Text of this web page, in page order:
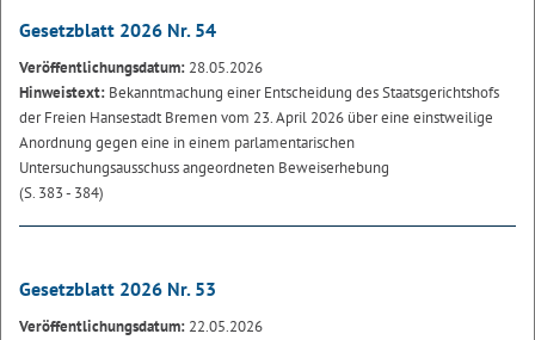
Gesetzblatt 2026 Nr. 54
Veröffentlichungsdatum: 28.05.2026
Hinweistext: Bekanntmachung einer Entscheidung des Staatsgerichtshofs
der Freien Hansestadt Bremen vom 23. April 2026 über eine einstweilige
Anordnung gegen eine in einem parlamentarischen
Untersuchungsausschuss angeordneten Beweiserhebung
(S. 383 - 384)
Gesetzblatt 2026 Nr. 53
Veröffentlichungsdatum: 22.05.2026